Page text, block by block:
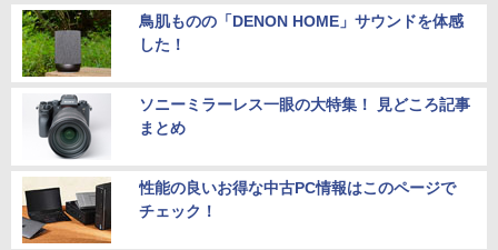
鳥肌ものの「DENON HOME」サウンドを体感
した！
ソニーミラーレス一眼の大特集！ 見どころ記事
まとめ
性能の良いお得な中古PC情報はこのページで
チェック！